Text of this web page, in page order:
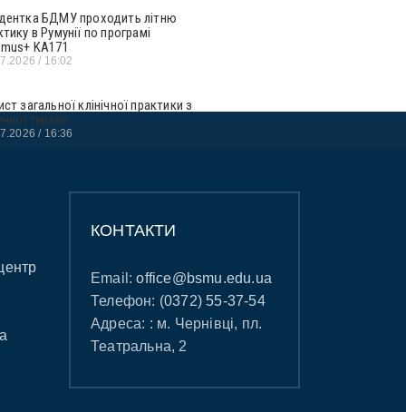
БДМУ проходить літню
в Румунії по програмі
KA171
16:02
загальної клінічної практики з
терапії
16:36
КОНТАКТИ
Email:office@bsmu.edu.ua
Телефон: (0372) 55-37-54
Адреса: : м. Чернівці, пл.
Театральна, 2